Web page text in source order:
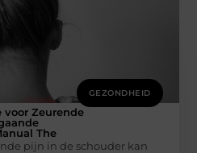
GEZONDHEID
voor Zeurende
The
pijn in de schouder kan